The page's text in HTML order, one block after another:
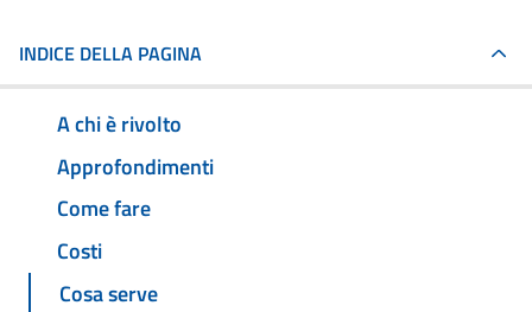
INDICE DELLA PAGINA
A chi è rivolto
Approfondimenti
Come fare
Costi
Cosa serve